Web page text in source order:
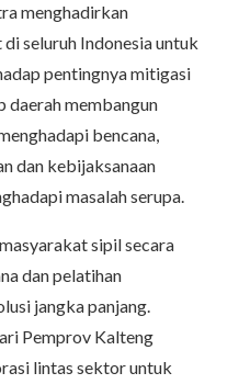
menghadirkan
seluruh Indonesia untuk
pentingnya mitigasi
daerah membangun
bencana,
dan kebijaksanaan
masalah serupa.
sipil secara
dan pelatihan
jangka panjang.
Pemprov Kalteng
lintas sektor untuk